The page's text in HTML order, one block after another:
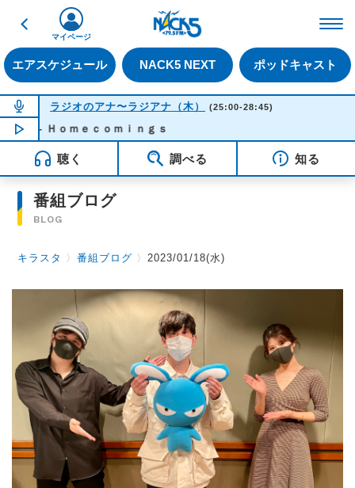
戻る
エアスケジュール NACK5 NEXT ポッドキャスト
マイページ
NOW ON AIR
ラジオのアナ〜ラジアナ（木） (25:00-28:45)
NOW PLAYING04:39
- Ｈｏｍｅｃｏｍｉｎｇｓ
聴く 調べる 知る
番組ブログ
BLOG
キラスタ 〉番組ブログ 〉2023/01/18(水)